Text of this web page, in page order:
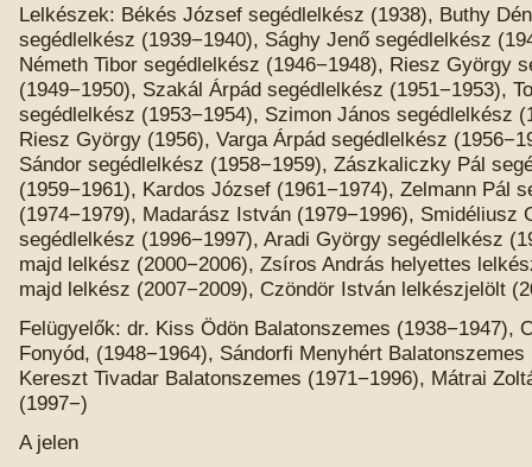
Lelkészek: Békés József segédlelkész (1938), Buthy
segédlelkész (1939−1940), Sághy Jenő segédlelkész
Németh Tibor segédlelkész (1946−1948), Riesz György
(1949−1950), Szakál Árpád segédlelkész (1951−1953),
segédlelkész (1953−1954), Szimon János segédlelkész
Riesz György (1956), Varga Árpád segédlelkész
Sándor segédlelkész (1958−1959), Zászkaliczky Pál
(1959−1961), Kardos József (1961−1974), Zelmann Pál
(1974−1979), Madarász István (1979−1996), Smidéliusz
segédlelkész (1996−1997), Aradi György segédlelkész
majd lelkész (2000−2006), Zsíros András helyettes
majd lelkész (2007−2009), Czöndör István lelkészjelölt
Felügyelők: dr. Kiss Ödön Balatonszemes (1938−1947),
Fonyód, (1948−1964), Sándorfi Menyhért Balatonszemes
Kereszt Tivadar Balatonszemes (1971−1996), Mátrai
(1997−)
A jelen